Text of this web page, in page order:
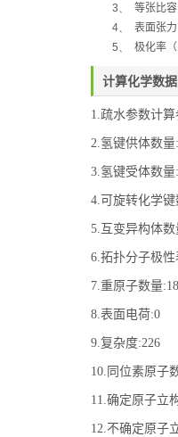
3、
等张比
4、
表面张
5、
极化率 （
计算化学数据
1.疏水参数计
2.氢键供体数量
3.氢键受体数量
4.可旋转化学键
5.互变异构体
6.拓扑分子极性
7.重原子数量:18
8.表面电荷:0
9.复杂度:226
10.同位素原子
11.确定原子立
12.不确定原子